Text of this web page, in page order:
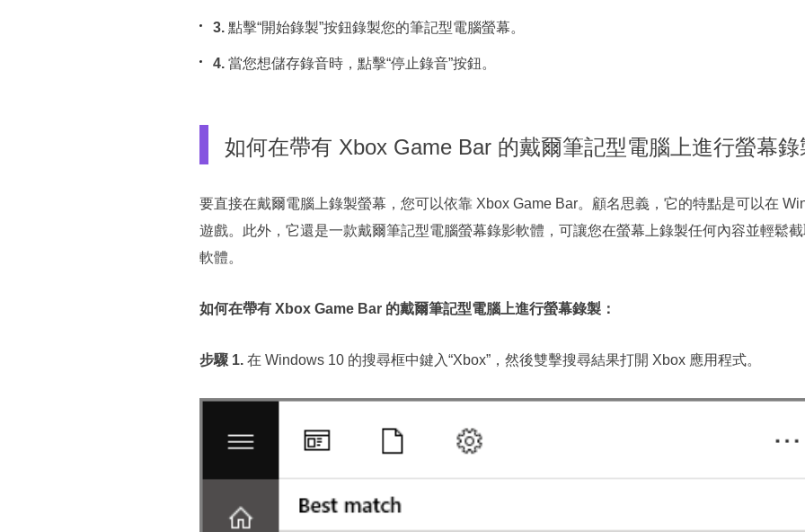
3. 點擊“開始錄製”按鈕錄製您的筆記型電腦螢幕。
4. 當您想儲存錄音時，點擊“停止錄音”按鈕。
如何在帶有 Xbox Game Bar 的戴爾筆記型電腦上進行螢幕錄
要直接在戴爾電腦上錄製螢幕，您可以依靠 Xbox Game Bar。顧名思義，它的特點是可以在
遊戲。此外，它還是一款戴爾筆記型電腦螢幕錄影軟體，可讓您在螢幕上錄製任何內容並輕鬆
軟體。
如何在帶有 Xbox Game Bar 的戴爾筆記型電腦上進行螢幕錄製：
步驟 1. 在 Windows 10 的搜尋框中鍵入“Xbox”，然後雙擊搜尋結果打開 Xbox 應用程式。